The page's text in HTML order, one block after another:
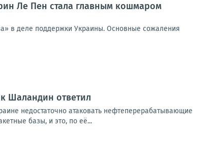
Ле Пен стала главным кошмаром
в деле поддержки Украины. Основные сожаления
Шаландин ответил
недостаточно атаковать нефтеперерабатывающие
базы, и это, по её...